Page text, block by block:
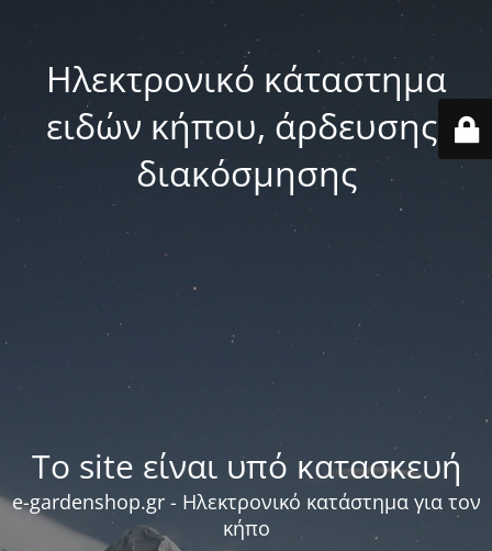
Ηλεκτρονικό κάταστημα
ειδών κήπου, άρδευσης,
διακόσμησης
Το site είναι υπό κατασκευή
e-gardenshop.gr - Ηλεκτρονικό κατάστημα για τον
κήπο